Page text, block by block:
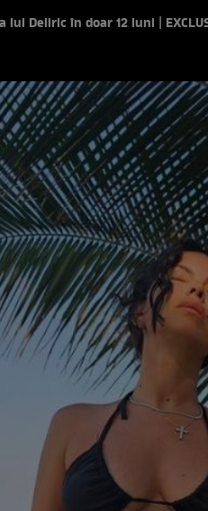
Deliric în doar 12 luni |